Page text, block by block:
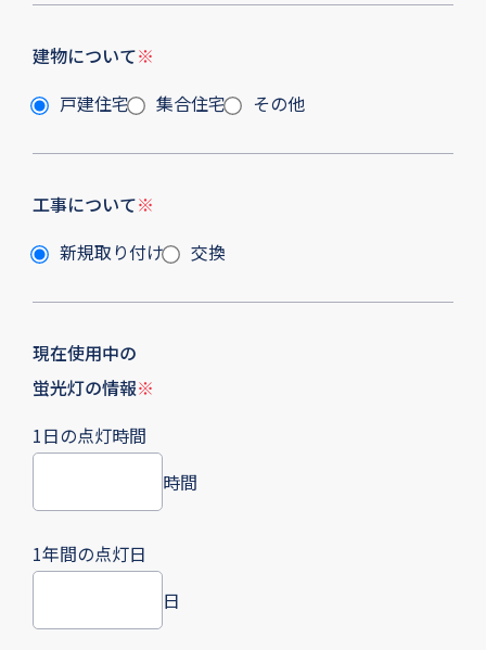
建物について※
戸建住宅
集合住宅 その他
工事について※
新規取り付け
交換
現在使用中の
蛍光灯の情報※
1日の点灯時間
時間
1年間の点灯日
日